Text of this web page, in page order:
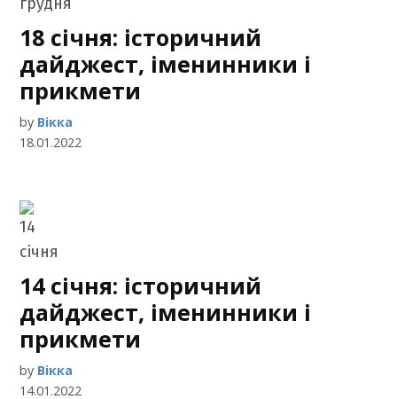
18 січня: історичний
дайджест, іменинники і
прикмети
by Вікка
18.01.2022
14 січня: історичний
дайджест, іменинники і
прикмети
by Вікка
14.01.2022